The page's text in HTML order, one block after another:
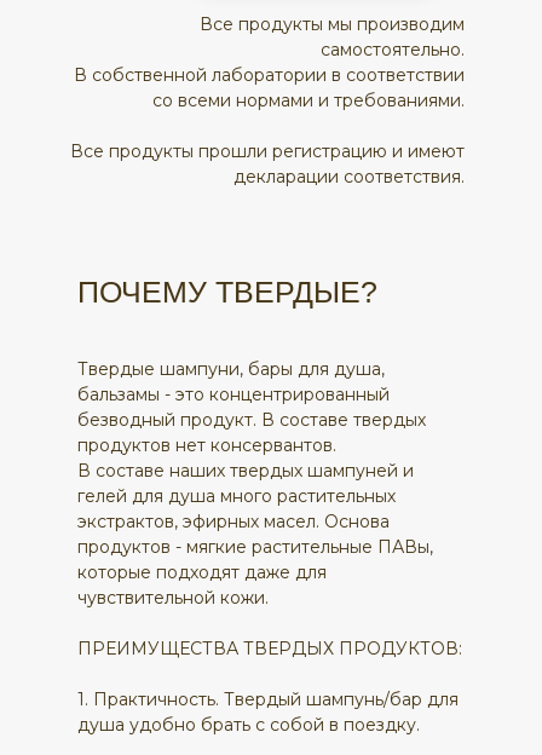
Все продукты мы производим
самостоятельно.
В собственной лаборатории в соответствии
со всеми нормами и требованиями.
Все продукты прошли регистрацию и имеют
декларации соответствия.
ПОЧЕМУ ТВЕРДЫЕ?
Твердые шампуни, бары для душа,
бальзамы - это концентрированный
безводный продукт. В составе твердых
продуктов нет консервантов.
В составе наших твердых шампуней и
гелей для душа много растительных
экстрактов, эфирных масел. Основа
продуктов - мягкие растительные ПАВы,
которые подходят даже для
чувствительной кожи.
ПРЕИМУЩЕСТВА ТВЕРДЫХ ПРОДУКТОВ:
1. Практичность. Твердый шампунь/бар для
душа удобно брать с собой в поездку.